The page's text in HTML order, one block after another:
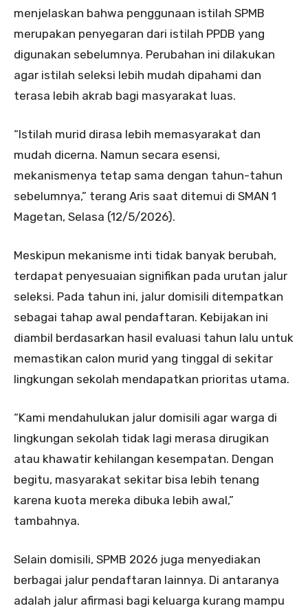
menjelaskan bahwa penggunaan istilah SPMB
merupakan penyegaran dari istilah PPDB yang
digunakan sebelumnya. Perubahan ini dilakukan
agar istilah seleksi lebih mudah dipahami dan
terasa lebih akrab bagi masyarakat luas.
“Istilah murid dirasa lebih memasyarakat dan
mudah dicerna. Namun secara esensi,
mekanismenya tetap sama dengan tahun-tahun
sebelumnya,” terang Aris saat ditemui di SMAN 1
Magetan, Selasa (12/5/2026).
Meskipun mekanisme inti tidak banyak berubah,
terdapat penyesuaian signifikan pada urutan jalur
seleksi. Pada tahun ini, jalur domisili ditempatkan
sebagai tahap awal pendaftaran. Kebijakan ini
diambil berdasarkan hasil evaluasi tahun lalu untuk
memastikan calon murid yang tinggal di sekitar
lingkungan sekolah mendapatkan prioritas utama.
“Kami mendahulukan jalur domisili agar warga di
lingkungan sekolah tidak lagi merasa dirugikan
atau khawatir kehilangan kesempatan. Dengan
begitu, masyarakat sekitar bisa lebih tenang
karena kuota mereka dibuka lebih awal,”
tambahnya.
Selain domisili, SPMB 2026 juga menyediakan
berbagai jalur pendaftaran lainnya. Di antaranya
adalah jalur afirmasi bagi keluarga kurang mampu